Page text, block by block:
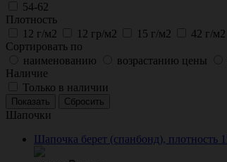
54-62
Плотность
12 г/м2
12 гр/м2 15 г/м2
42 г/м2
Сортировать по
наименованию
возрастанию цены
Наличие
Только в наличии
Шапочки
Шапочка берет (спанбонд),